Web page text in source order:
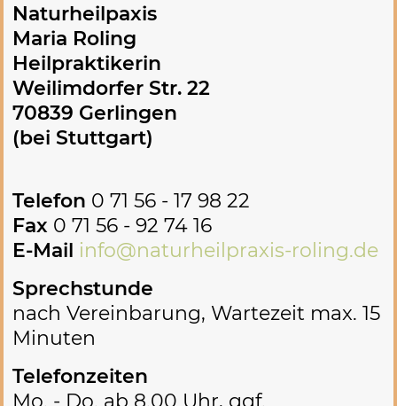
Naturheilpaxis
Maria Roling
Heilpraktikerin
Weilimdorfer Str. 22
70839 Gerlingen
(bei Stuttgart)
Telefon 0 71 56 - 17 98 22
Fax 0 71 56 - 92 74 16
E-Mail info@naturheilpraxis-roling.de
Sprechstunde
nach Vereinbarung, Wartezeit max. 15
Minuten
Telefonzeiten
Mo. - Do. ab 8.00 Uhr, ggf.